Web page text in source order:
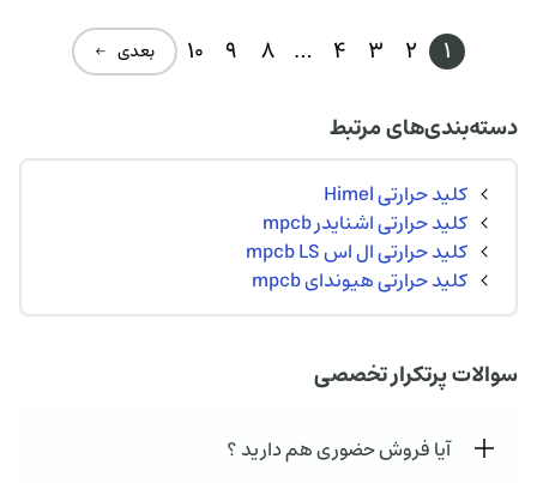
1
2
3
4
…
8
9
10 بعدی ←
دسته‌بندی‌های مرتبط
کلید حرارتی Himel
کلید حرارتی اشنایدر mpcb
کلید حرارتی ال اس mpcb LS
کلید حرارتی هیوندای mpcb
سوالات پرتکرار تخصصی
آیا فروش حضوری هم دارید ؟